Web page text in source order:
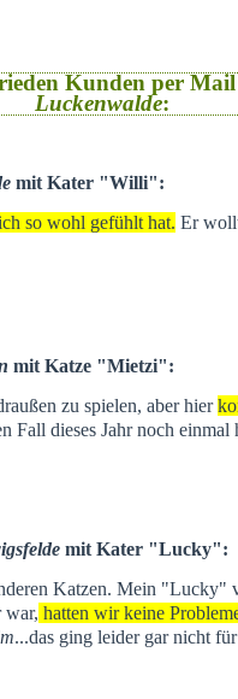
Kunden per
Luckenwalde:
mit Kater "Willi":
so wohl gefühlt hat. Er
mit Katze "Mietzi":
zu spielen, aber hier
Fall dieses Jahr noch einmal
mit Kater "Lucky":
Katzen. Mein "Lucky"
war, hatten wir keine
...das ging leider gar nicht